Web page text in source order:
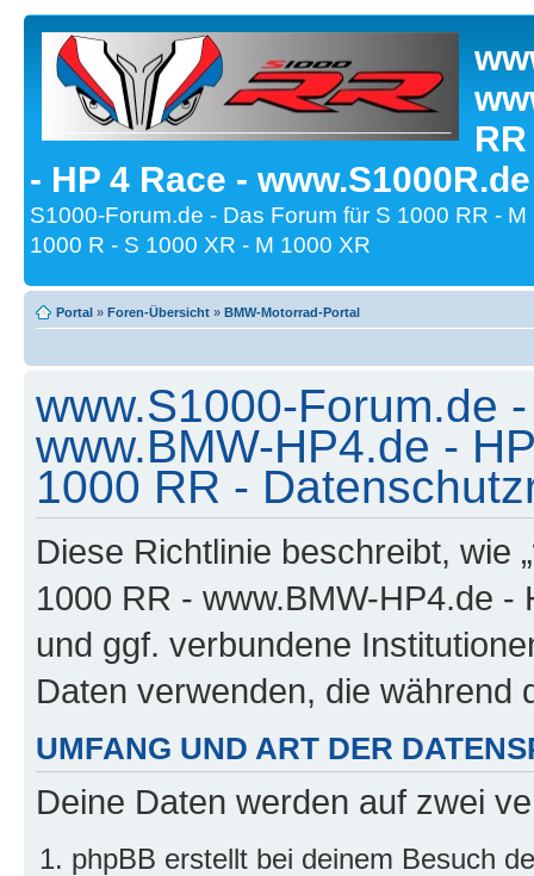
- HP 4 Race -
S1000-Forum.de - Das Forum für S 1000 RR -
1000 R - S 1000 XR - M 1000 XR
Portal » Foren-Übersicht » BMW-Motorrad-Portal
www.S1000-Forum.de
www.BMW-HP4.de -
1000 RR -
Diese Richtlinie beschreibt, wie
1000 RR - www.BMW-HP4.de -
und ggf. verbundene
Daten verwenden, die während
UMFANG UND ART DER
Deine Daten werden auf zwei
phpBB erstellt bei deinem Besuch